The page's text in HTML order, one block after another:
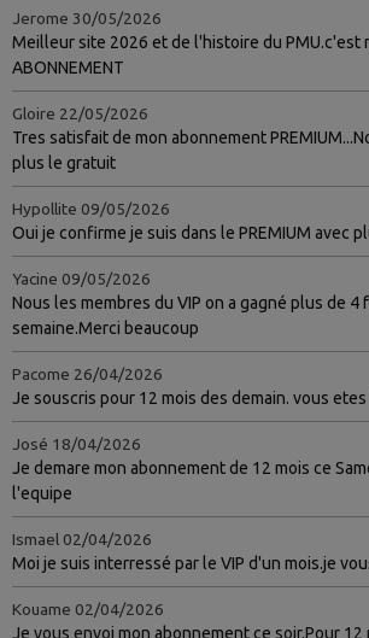
Jerome 30/05/2026
Meilleur site 2026 et de l'histoire du PMU.c'est
ABONNEMENT
Gloire 22/05/2026
Tres satisfait de mon abonnement
plus le gratuit
Hypollite 09/05/2026
Oui je confirme je suis dans le PREMIUM avec
Yacine 09/05/2026
Nous les membres du VIP on a gagné plus de 4
semaine.Merci beaucoup
Pacome 26/04/2026
Je souscris pour 12 mois des demain. vous
José 18/04/2026
Je demare mon abonnement de 12 mois ce
l'equipe
Ismael 02/04/2026
Moi je suis interressé par le VIP d'un mois.je
Kouame 02/04/2026
Je vous envoi mon abonnement ce soir.Pour 12